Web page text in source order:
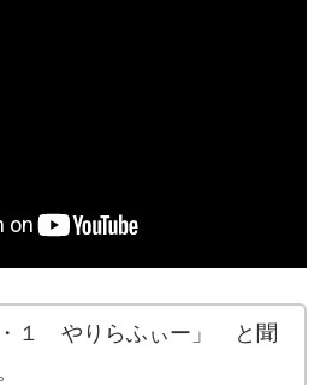
・１ やりらふぃー」 と聞